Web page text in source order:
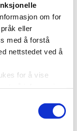
om for
eller
med å forstå
nettstedet ved å
for å vise
og få sikker
hvordan du vil
på avtalt måte